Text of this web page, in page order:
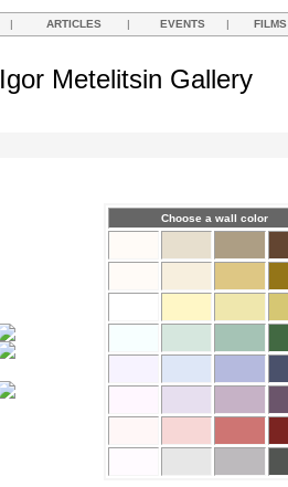
| ARTICLES | EVENTS | FILMS
Igor Metelitsin Gallery
Choose a wall color